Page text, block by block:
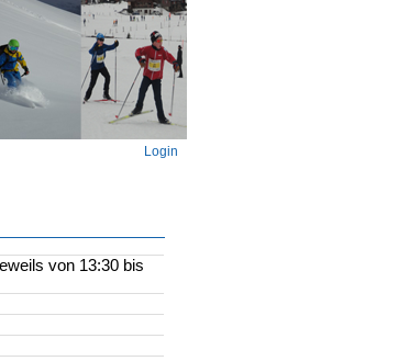
Login
von 13:30 bis